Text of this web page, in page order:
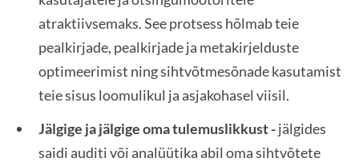
atraktiivsemaks. See protsess hõlmab teie
pealkirjade, pealkirjade ja metakirjelduste
optimeerimist ning sihtvõtmesõnade kasutamist
teie sisus loomulikul ja asjakohasel viisil.
Jälgige ja jälgige oma tulemuslikkust -jälgides
saidi auditi või analüütika abil oma sihtvõtete